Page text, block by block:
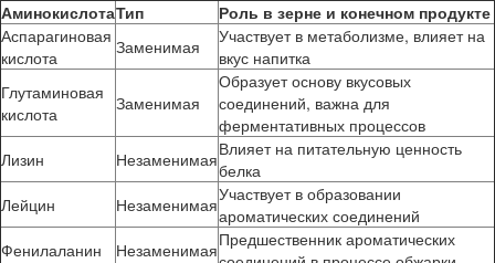
АминокислотаТип
Роль в зерне и конечном продукте
Аспарагиновая
кислота
Заменимая
Участвует в метаболизме, влияет на
вкус напитка
Глутаминовая
кислота
Заменимая
Образует основу вкусовых
соединений, важна для
ферментативных процессов
Лизин
НезаменимаяВлияет на питательную ценность
белка
Лейцин
НезаменимаяУчаствует в образовании
ароматических соединений
Фенилаланин
НезаменимаяПредшественник ароматических